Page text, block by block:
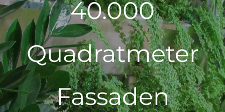
40.000
Quadratmeter
Fassaden